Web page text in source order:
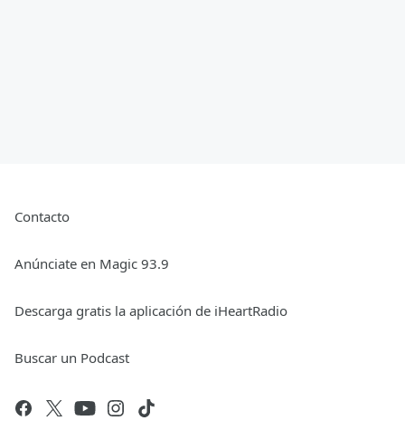
Contacto
Anúnciate en Magic 93.9
Descarga gratis la aplicación de iHeartRadio
Buscar un Podcast